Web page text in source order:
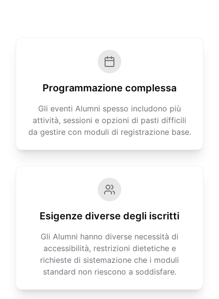
Programmazione complessa
Gli eventi Alumni spesso includono più
attività, sessioni e opzioni di pasti difficili
da gestire con moduli di registrazione base.
Esigenze diverse degli iscritti
Gli Alumni hanno diverse necessità di
accessibilità, restrizioni dietetiche e
richieste di sistemazione che i moduli
standard non riescono a soddisfare.